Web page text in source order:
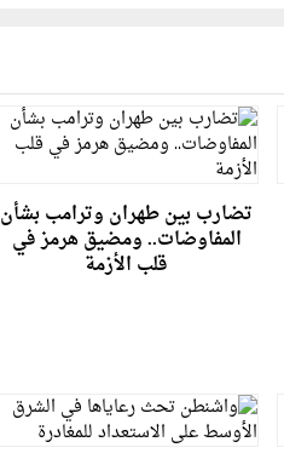
تضارب بين طهران وترامب بشأن
المفاوضات.. ومضيق هرمز في
قلب الأزمة